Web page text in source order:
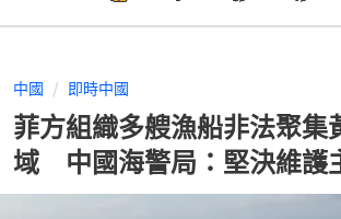
中國 即時中國
菲方組織多艘漁船非法聚集
域 中國海警局：堅決維護